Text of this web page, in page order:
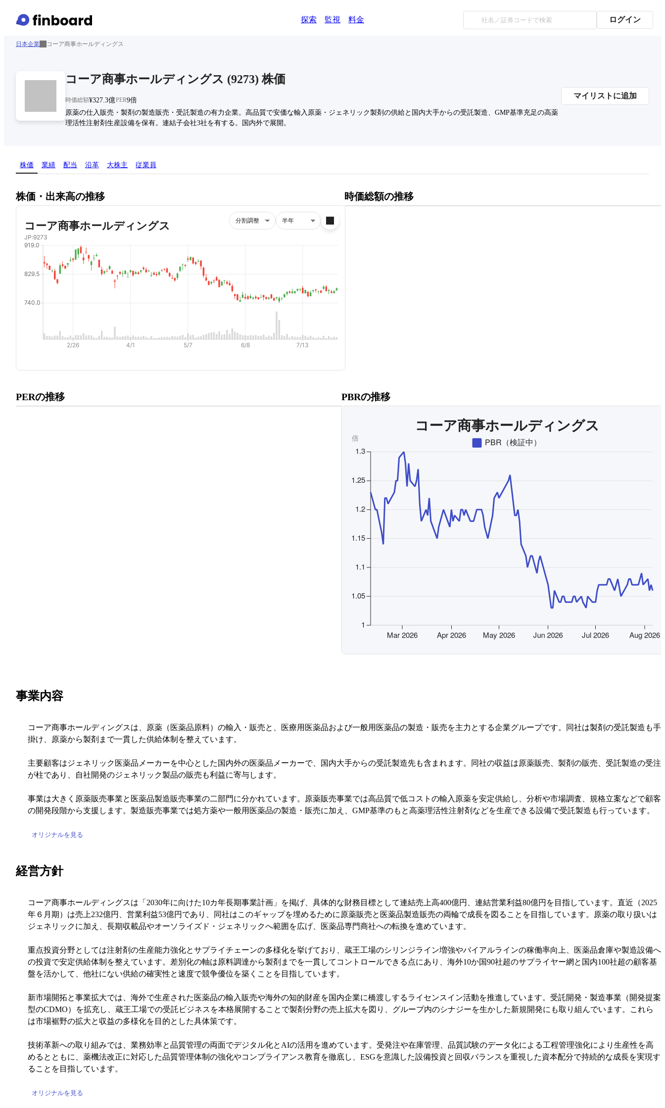
探索 監視 料金 ログイン
日本企業 コーア商事ホールディングス
コーア商事ホールディングス (9273) 株価
時価総額¥327.3億PER9倍
原薬の仕入販売・製剤の製造販売・受託製造の有力企業。高品質で安価な輸入原薬・ジェネリック製剤の供給と国内大手からの受託製造、GMP基準充足の高薬
理活性注射剤生産設備を保有。連結子会社3社を有する。国内外で展開。
マイリストに追加
株価 業績 配当 沿革 大株主 従業員
株価・出来高の推移 時価総額の推移
時価総額の推移にアクセスできます。
PERの推移
PERの推移にアクセスできます。
PBRの推移
事業内容
コーア商事ホールディングスは、原薬（医薬品原料）の輸入・販売と、医療用医薬品および一般用医薬品の製造・販売を主力とする企業グループです。同社は製剤の受託製造も手
掛け、原薬から製剤まで一貫した供給体制を整えています。
主要顧客はジェネリック医薬品メーカーを中心とした国内外の医薬品メーカーで、国内大手からの受託製造先も含まれます。同社の収益は原薬販売、製剤の販売、受託製造の受注
が柱であり、自社開発のジェネリック製品の販売も利益に寄与します。
事業は大きく原薬販売事業と医薬品製造販売事業の二部門に分かれています。原薬販売事業では高品質で低コストの輸入原薬を安定供給し、分析や市場調査、規格立案などで顧客
の開発段階から支援します。製造販売事業では処方薬や一般用医薬品の製造・販売に加え、GMP基準のもと高薬理活性注射剤などを生産できる設備で受託製造も行っています。
オリジナルを見る
経営方針
コーア商事ホールディングスは「2030年に向けた10カ年長期事業計画」を掲げ、具体的な財務目標として連結売上高400億円、連結営業利益80億円を目指しています。直近（2025
年６月期）は売上232億円、営業利益53億円であり、同社はこのギャップを埋めるために原薬販売と医薬品製造販売の両輪で成長を図ることを目指しています。原薬の取り扱いは
ジェネリックに加え、長期収載品やオーソライズド・ジェネリックへ範囲を広げ、医薬品専門商社への転換を進めています。
重点投資分野としては注射剤の生産能力強化とサプライチェーンの多様化を挙げており、蔵王工場のシリンジライン増強やバイアルラインの稼働率向上、医薬品倉庫や製造設備へ
の投資で安定供給体制を整えています。差別化の軸は原料調達から製剤までを一貫してコントロールできる点にあり、海外10か国90社超のサプライヤー網と国内100社超の顧客基
盤を活かして、他社にない供給の確実性と速度で競争優位を築くことを目指しています。
新市場開拓と事業拡大では、海外で生産された医薬品の輸入販売や海外の知的財産を国内企業に橋渡しするライセンスイン活動を推進しています。受託開発・製造事業（開発提案
型のCDMO）を拡充し、蔵王工場での受託ビジネスを本格展開することで製剤分野の売上拡大を図り、グループ内のシナジーを生かした新規開発にも取り組んでいます。これら
は市場裾野の拡大と収益の多様化を目的とした具体策です。
技術革新への取り組みでは、業務効率と品質管理の両面でデジタル化とAIの活用を進めています。受発注や在庫管理、品質試験のデータ化による工程管理強化により生産性を高
めるとともに、薬機法改正に対応した品質管理体制の強化やコンプライアンス教育を徹底し、ESGを意識した設備投資と回収バランスを重視した資本配分で持続的な成長を実現す
ることを目指しています。
オリジナルを見る